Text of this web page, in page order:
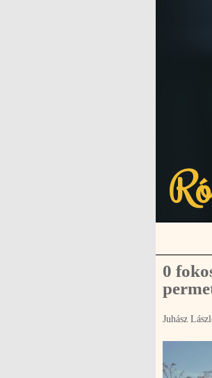
0
Juhász